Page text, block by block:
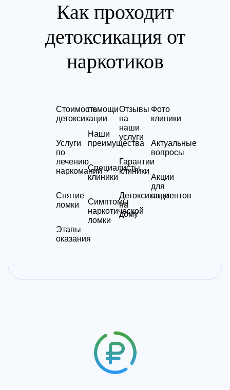
Как проходит
детоксикация от
наркотиков
Стоимость
детоксикации
Услуги
по
лечению
наркомании
Снятие
ломки
Этапы
оказания
помощи
Наши
преимущества
Специалисты
клиники
Симптомы
наркотической
ломки
Отзывы
на
наши
услуги
Гарантии
клиники
Детоксикация
на
дому
Фото
клиники
Актуальные
вопросы
Акции
для
пациентов